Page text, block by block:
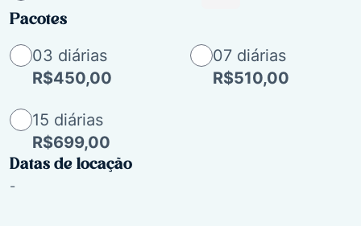
Pacotes
03 diárias
R$450,00
07 diárias
R$510,00
15 diárias
R$699,00
Datas de locação
-